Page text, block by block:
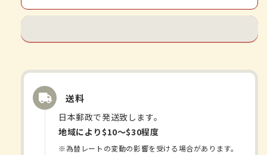
已
耆
湯-
エ
已
耆
キ
ス
顆
送料
日本郵政で発送致します。
地域により$10〜$30程度
※為替レートの変動の影響を受ける場合があります。